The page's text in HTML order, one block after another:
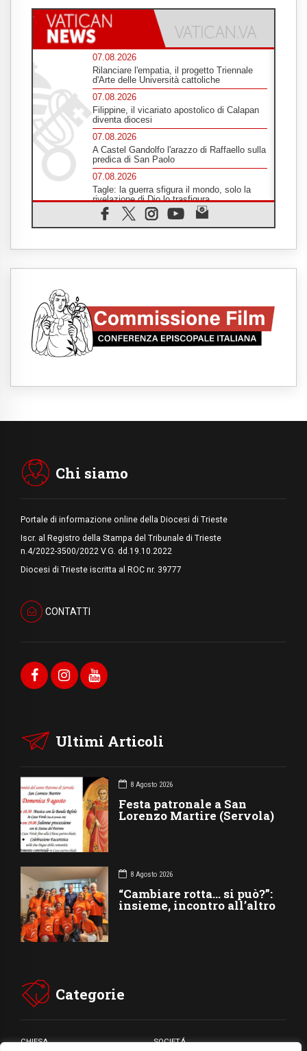
07.08.2026
Rilanciare l'empatia, il progetto Triennale
d'Arte delle Università cattoliche
07.08.2026
Filippine, il vicariato apostolico di Calapan
diventa diocesi
07.08.2026
A Castel Gandolfo l'arazzo di Raffaello sulla
predica di San Paolo
07.08.2026
Tagle: la guerra sfigura il mondo, solo la
rivelazione di Dio lo trasfigura
07.08.2026
Il Papa in Francia, quattro giorni intensi tra
SIGNIS 2026, dare voce alle religiose
Honduras, gli sfollati invisibili di una crisi
dimenticata
07.08.2026
Italia, Antigone: carceri al limite della
Parolin conclude il viaggio in Messico: "La
Chi siamo
Portale di informazione online della Diocesi di Trieste
Iscr. al Registro della Stampa del Tribunale di Trieste
n.4/2022-3500/2022 V.G. dd.19.10.2022
Diocesi di Trieste iscritta al ROC nr. 39777
CONTATTI
Ultimi Articoli
8 Agosto 2026
Festa patronale a San
Lorenzo Martire (Servola)
8 Agosto 2026
“Cambiare rotta… si può?”:
insieme, incontro all’altro
Categorie
CHIESA SOCIETÁ